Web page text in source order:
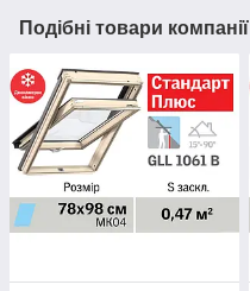
Подібні товари компанії